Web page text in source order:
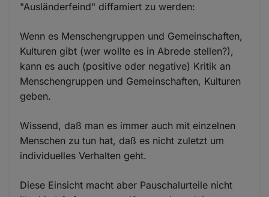
"Ausländerfeind" diffamiert zu werden:
Wenn es Menschengruppen und Gemeinschaften,
Kulturen gibt (wer wollte es in Abrede stellen?),
kann es auch (positive oder negative) Kritik an
Menschengruppen und Gemeinschaften, Kulturen
geben.
Wissend, daß man es immer auch mit einzelnen
Menschen zu tun hat, daß es nicht zuletzt um
individuelles Verhalten geht.
Diese Einsicht macht aber Pauschalurteile nicht